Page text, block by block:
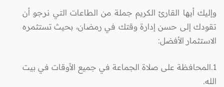
وإليك أيها القارئ الكريم جملة من الطاعات التي نرجو أن
تقودك إلى حسن إدارة وقتك في رمضان، بحيث تستثمره
الاستثمار الأفضل:
1.المحافظة على صلاة الجماعة في جميع الأوقات في بيت
الله.